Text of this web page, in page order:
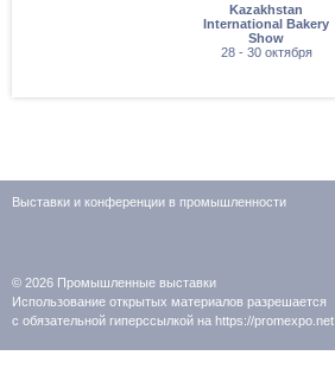
Kazakhstan
International Bakery
Show
28 - 30 октября
Выставки и конференции в промышленности
© 2026 Промышленные выставки
Использование открытых материалов разрешается
с обязательной гиперссылкой на https://promexpo.net